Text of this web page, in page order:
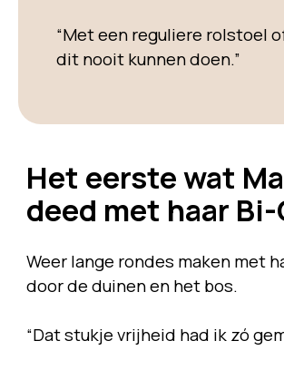
“Met een reguliere rolstoel
dit nooit kunnen doen.”
Het eerste wat
deed met haar Bi-
Weer lange rondes maken met
door de duinen en het bos.
“Dat stukje vrijheid had ik zó